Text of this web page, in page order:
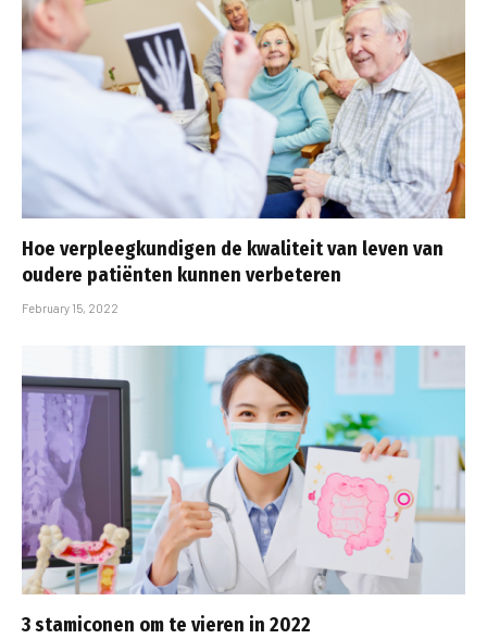
Hoe verpleegkundigen de kwaliteit van leven van
oudere patiënten kunnen verbeteren
February 15, 2022
3 stamiconen om te vieren in 2022